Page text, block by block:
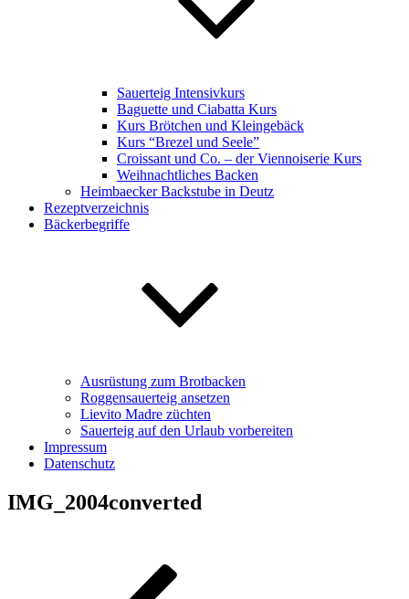
Sauerteig Intensivkurs
Baguette und Ciabatta Kurs
Kurs Brötchen und Kleingebäck
Kurs “Brezel und Seele”
Croissant und Co. – der Viennoiserie Kurs
Weihnachtliches Backen
Heimbaecker Backstube in Deutz
Rezeptverzeichnis
Bäckerbegriffe
Ausrüstung zum Brotbacken
Roggensauerteig ansetzen
Lievito Madre züchten
Sauerteig auf den Urlaub vorbereiten
Impressum
Datenschutz
IMG_2004converted
Beitragsnavigation